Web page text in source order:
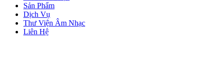
Sản Phẩm
Dịch Vụ
Thư Viện Âm Nhạc
Liên Hệ